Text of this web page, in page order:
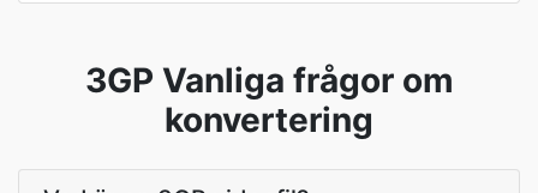
3GP Vanliga frågor om
konvertering